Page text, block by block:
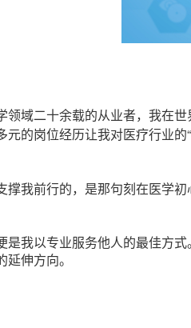
领域二十余载的从业者，我在世
元的岗位经历让我对医疗行业的“
撑我前行的，是那句刻在医学初
是我以专业服务他人的最佳方
伸方向。